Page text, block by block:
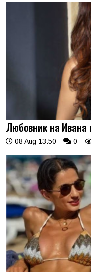
Любовник на Ивана
08 Aug 13:50 0